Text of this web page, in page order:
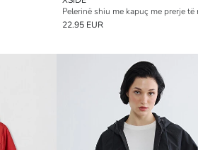
22.95 EUR